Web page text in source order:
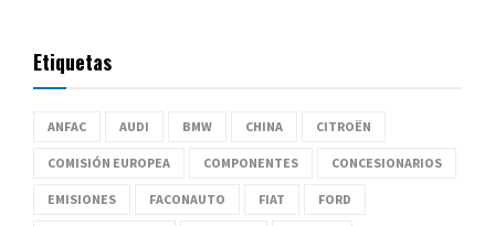
Etiquetas
ANFAC AUDI BMW CHINA CITROËN
COMISIÓN EUROPEA COMPONENTES CONCESIONARIOS
EMISIONES FACONAUTO FIAT FORD